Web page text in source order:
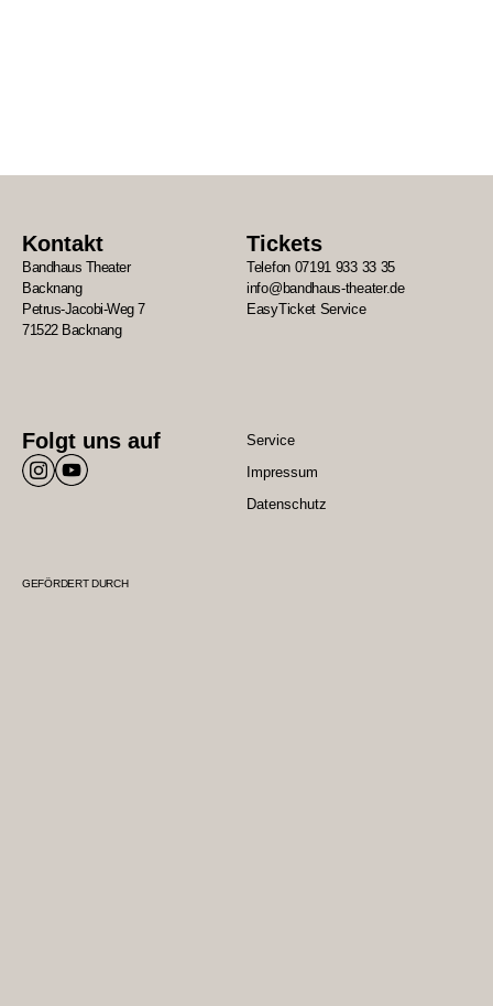
Kontakt
Bandhaus Theater
Backnang
Petrus-Jacobi-Weg 7
71522 Backnang
Tickets
Telefon 07191 933 33 35
info@bandhaus-theater.de
EasyTicket Service
Folgt uns auf
Service
Impressum
Datenschutz
GEFÖRDERT DURCH